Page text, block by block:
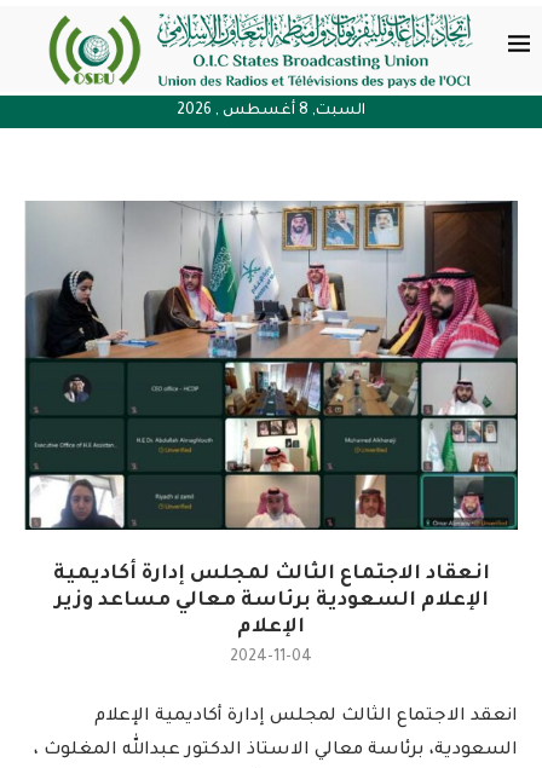
السبت, 8 أغسطس , 2026
انعقاد الاجتماع الثالث لمجلس إدارة أكاديمية
الإعلام السعودية برئاسة معالي مساعد وزير
الإعلام
2024-11-04
انعقد الاجتماع الثالث لمجلس إدارة أكاديمية الإعلام
السعودية، برئاسة معالي الاستاذ الدكتور عبدالله المغلوث ،